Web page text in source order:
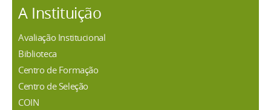
A Instituição
Avaliação Institucional
Biblioteca
Centro de Formação
Centro de Seleção
COIN